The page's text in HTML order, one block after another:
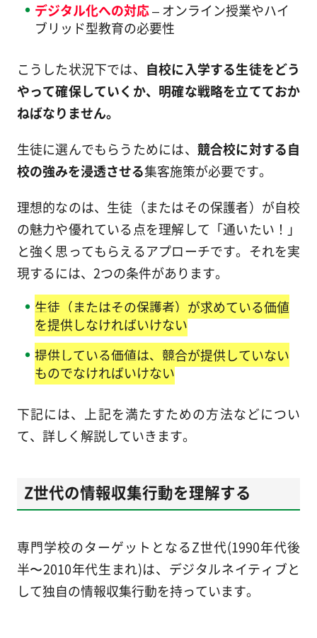
デジタル化への対応– オンライン授業やハイ
ブリッド型教育の必要性
こうした状況下では、 自校に入学する生徒をどう
やって確保していくか、明確な戦略を立てておか
ねばなりません。
生徒に選んでもらうためには、 競合校に対する自
校の強みを浸透させる集客施策が必要です。
理想的なのは、生徒（またはその保護者）が自校
の魅力や優れている点を理解して「通いたい！」
と強く思ってもらえるアプローチです。それを実
現するには、2つの条件があります。
生徒（またはその保護者）が求めている価値
を提供しなければいけない
提供している価値は、競合が提供していない
ものでなければいけない
下記には、上記を満たすための方法などについ
て、詳しく解説していきます。
Z世代の情報収集行動を理解する
専門学校のターゲットとなるZ世代(1990年代後
半〜2010年代生まれ)は、デジタルネイティブと
して独自の情報収集行動を持っています。